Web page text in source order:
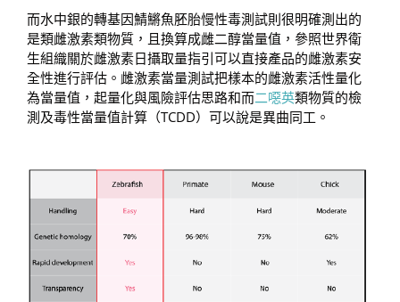
而水中銀的轉基因鯖鱂魚胚胎慢性毒測試則很明確測出的
是類雌激素類物質，且換算成雌二醇當量值，參照世界衛
生組織關於雌激素日攝取量指引可以直接產品的雌激素安
全性進行評估。雌激素當量測試把樣本的雌激素活性量化
為當量值，起量化與風險評估思路和而二噁英類物質的檢
測及毒性當量值計算（TCDD）可以說是異曲同工。